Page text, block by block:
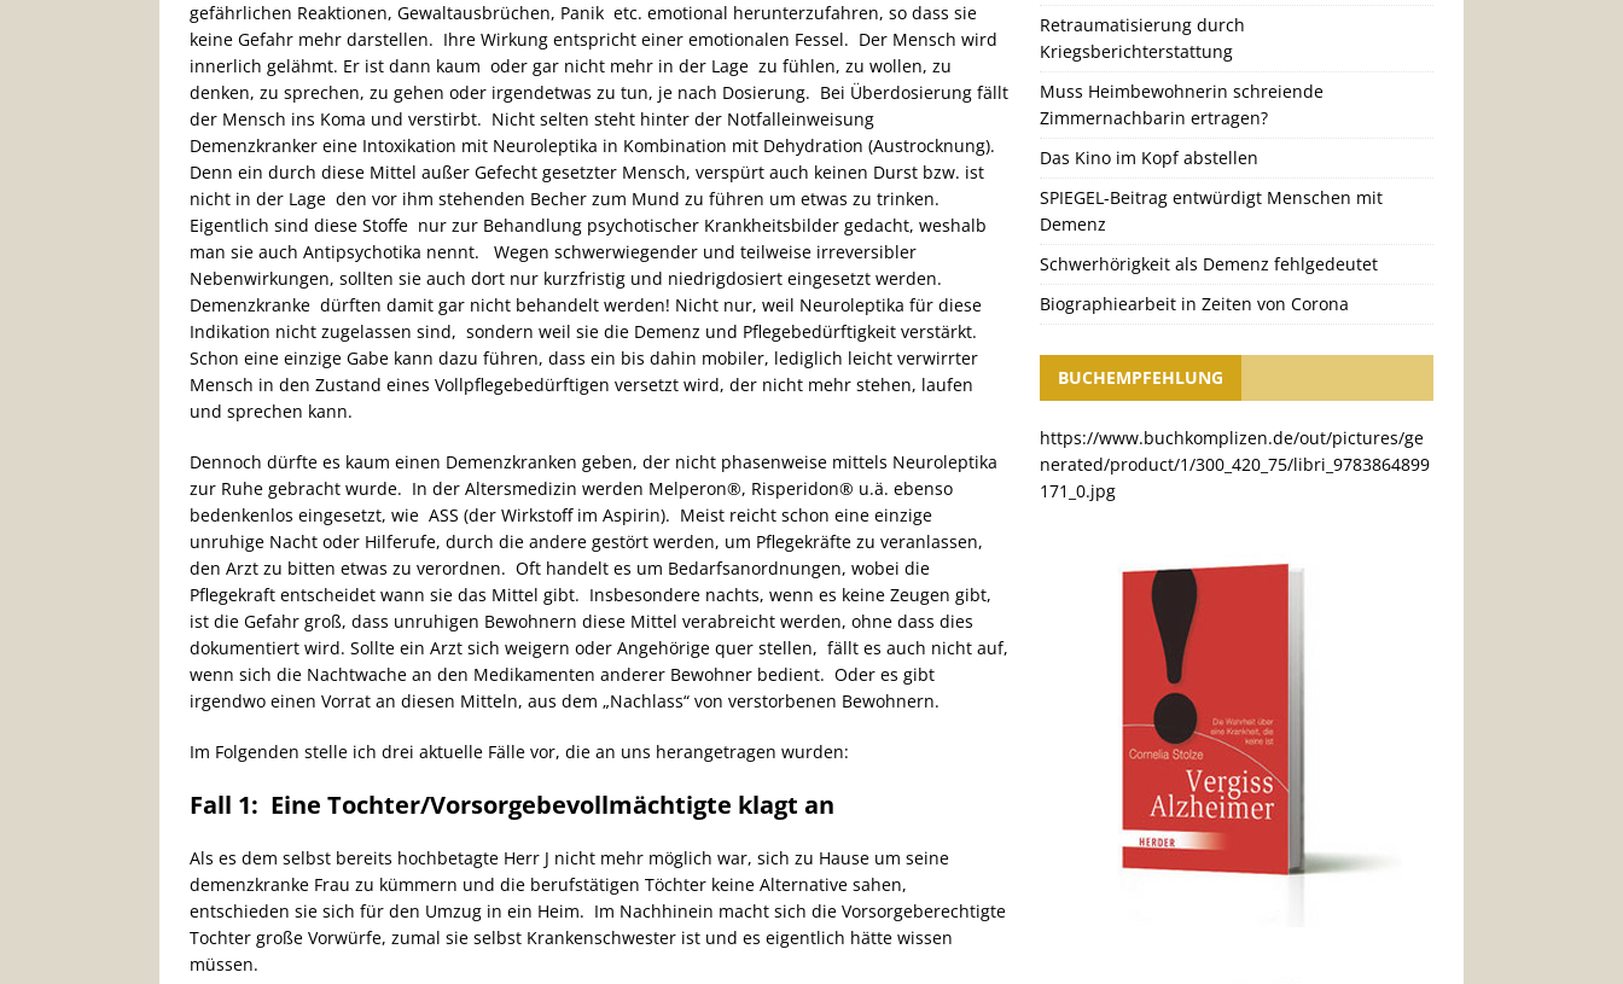
gefährlichen Reaktionen, Gewaltausbrüchen, Panik etc. emotional herunterzufahren, so dass sie
keine Gefahr mehr darstellen. Ihre Wirkung entspricht einer emotionalen Fessel. Der Mensch wird
innerlich gelähmt. Er ist dann kaum oder gar nicht mehr in der Lage zu fühlen, zu wollen, zu
denken, zu sprechen, zu gehen oder irgendetwas zu tun, je nach Dosierung. Bei Überdosierung fällt
der Mensch ins Koma und verstirbt. Nicht selten steht hinter der Notfalleinweisung
Demenzkranker eine Intoxikation mit Neuroleptika in Kombination mit Dehydration (Austrocknung).
Denn ein durch diese Mittel außer Gefecht gesetzter Mensch, verspürt auch keinen Durst bzw. ist
nicht in der Lage den vor ihm stehenden Becher zum Mund zu führen um etwas zu trinken.
Eigentlich sind diese Stoffe nur zur Behandlung psychotischer Krankheitsbilder gedacht, weshalb
man sie auch Antipsychotika nennt. Wegen schwerwiegender und teilweise irreversibler
Nebenwirkungen, sollten sie auch dort nur kurzfristig und niedrigdosiert eingesetzt werden.
Demenzkranke dürften damit gar nicht behandelt werden! Nicht nur, weil Neuroleptika für diese
Indikation nicht zugelassen sind, sondern weil sie die Demenz und Pflegebedürftigkeit verstärkt.
Schon eine einzige Gabe kann dazu führen, dass ein bis dahin mobiler, lediglich leicht verwirrter
Mensch in den Zustand eines Vollpflegebedürftigen versetzt wird, der nicht mehr stehen, laufen
und sprechen kann.
Dennoch dürfte es kaum einen Demenzkranken geben, der nicht phasenweise mittels Neuroleptika
zur Ruhe gebracht wurde. In der Altersmedizin werden Melperon®, Risperidon® u.ä. ebenso
bedenkenlos eingesetzt, wie ASS (der Wirkstoff im Aspirin). Meist reicht schon eine einzige
unruhige Nacht oder Hilferufe, durch die andere gestört werden, um Pflegekräfte zu veranlassen,
den Arzt zu bitten etwas zu verordnen. Oft handelt es um Bedarfsanordnungen, wobei die
Pflegekraft entscheidet wann sie das Mittel gibt. Insbesondere nachts, wenn es keine Zeugen gibt,
ist die Gefahr groß, dass unruhigen Bewohnern diese Mittel verabreicht werden, ohne dass dies
dokumentiert wird. Sollte ein Arzt sich weigern oder Angehörige quer stellen, fällt es auch nicht auf,
wenn sich die Nachtwache an den Medikamenten anderer Bewohner bedient. Oder es gibt
irgendwo einen Vorrat an diesen Mitteln, aus dem „Nachlass“ von verstorbenen Bewohnern.
Im Folgenden stelle ich drei aktuelle Fälle vor, die an uns herangetragen wurden:
Fall 1: Eine Tochter/Vorsorgebevollmächtigte klagt an
Als es dem selbst bereits hochbetagte Herr J nicht mehr möglich war, sich zu Hause um seine
demenzkranke Frau zu kümmern und die berufstätigen Töchter keine Alternative sahen,
entschieden sie sich für den Umzug in ein Heim. Im Nachhinein macht sich die Vorsorgeberechtigte
Tochter große Vorwürfe, zumal sie selbst Krankenschwester ist und es eigentlich hätte wissen
müssen.
Retraumatisierung durch
Kriegsberichterstattung
Muss Heimbewohnerin schreiende
Zimmernachbarin ertragen?
Das Kino im Kopf abstellen
SPIEGEL-Beitrag entwürdigt Menschen mit
Demenz
Schwerhörigkeit als Demenz fehlgedeutet
Biographiearbeit in Zeiten von Corona
BUCHEMPFEHLUNG
https://www.buchkomplizen.de/out/pictures/ge
nerated/product/1/300_420_75/libri_9783864899
171_0.jpg